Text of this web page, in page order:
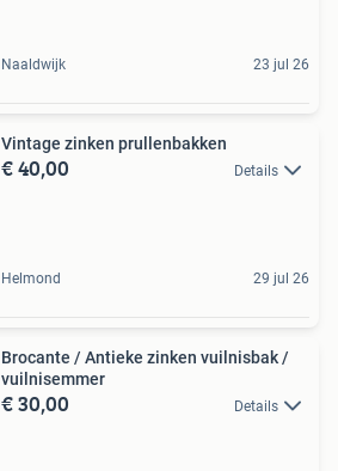
Naaldwijk 23 jul 26
Vintage zinken prullenbakken
€ 40,00 Details
Helmond 29 jul 26
Brocante / Antieke zinken vuilnisbak /
vuilnisemmer
€ 30,00 Details